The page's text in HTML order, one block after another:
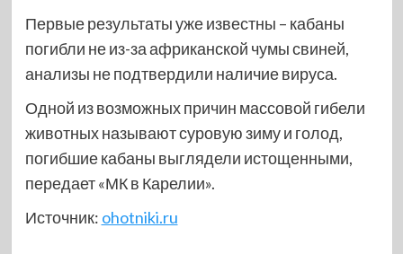
Первые результаты уже известны – кабаны
погибли не из-за африканской чумы свиней,
анализы не подтвердили наличие вируса.
Одной из возможных причин массовой гибели
животных называют суровую зиму и голод,
погибшие кабаны выглядели истощенными,
передает «МК в Карелии».
Источник: ohotniki.ru